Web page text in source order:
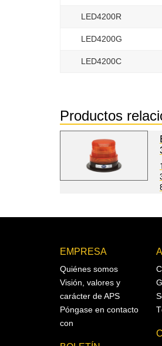
LED4200R
LED4200G
LED4200C
Productos
EMPRESA
Quiénes somos
Visión, valores y
carácter de APS
Póngase en contacto
con